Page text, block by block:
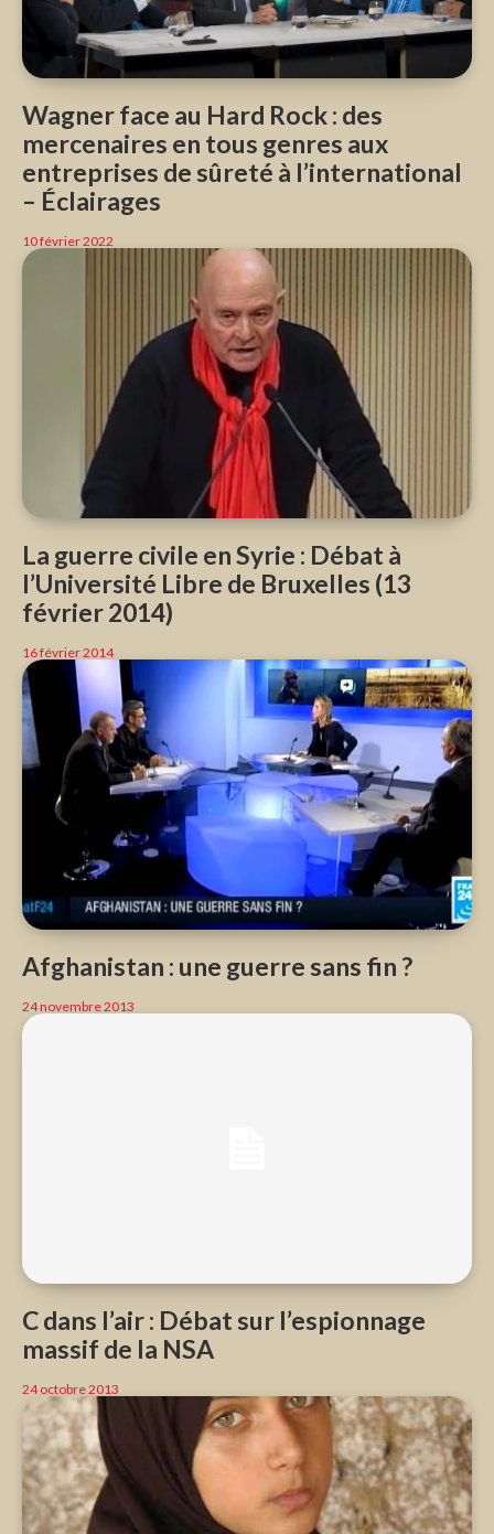
Wagner face au Hard Rock : des
mercenaires en tous genres aux
entreprises de sûreté à l’international
– Éclairages
10 février 2022
La guerre civile en Syrie : Débat à
l’Université Libre de Bruxelles (13
février 2014)
16 février 2014
Afghanistan : une guerre sans fin ?
24 novembre 2013
C dans l’air : Débat sur l’espionnage
massif de la NSA
24 octobre 2013